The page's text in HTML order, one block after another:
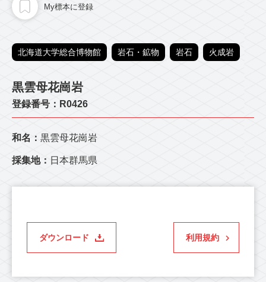
My標本に登録
北海道大学総合博物館 岩石・鉱物 岩石 火成岩
黒雲母花崗岩
登録番号：R0426
和名： 黒雲母花崗岩
採集地： 日本群馬県
ダウンロード 利用規約